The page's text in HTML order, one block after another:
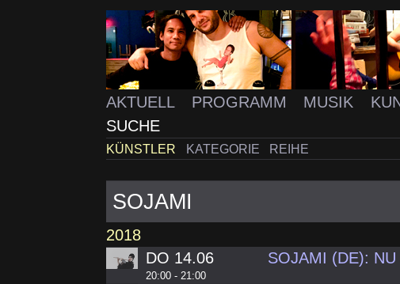
AKTUELL PROGRAMM MUSIK
SUCHE
KÜNSTLER KATEGORIE REIHE
SOJAMI
2018
DO 14.06
20:00 - 21:00
SOJAMI (DE):